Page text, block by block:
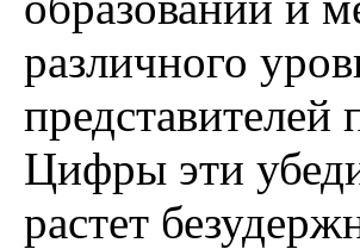
различного
представителей
Цифры эти
растет